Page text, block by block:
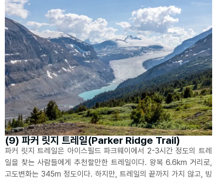
(9) 파커 릿지 트레일(Parker Ridge Trail)
파커 릿지 트레일은 아이스필드 파크웨이에서 2-3시간 정도의 트레
일을 찾는 사람들에게 추천할만한 트레일이다. 왕복 6.6km 거리로,
고도변화는 345m 정도이다. 하지만, 트레일의 끝까지 가지 않고, 빙